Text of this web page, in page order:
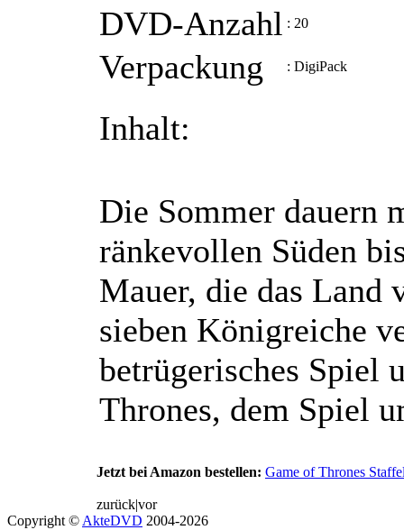
DVD-Anzahl : 20
Verpackung : DigiPack
Inhalt:
Die Sommer dauern
ränkevollen Süden
Mauer, die das Land
sieben Königreiche
betrügerisches Spiel
Thrones, dem Spiel
Jetzt bei Amazon bestellen: Game of Thrones
zurück|vor
Copyright © AkteDVD 2004-2026